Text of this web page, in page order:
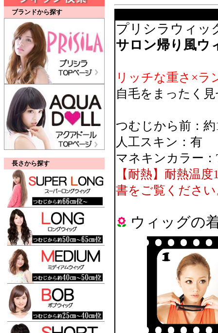
ブランドから探す
長さから探す
プリシラウィッ
サロン帰り風ウ
リッチな重さ×ラ
自毛をまったく
つむじから前：
人工スキン：有
マネキンカラー
【耐熱】耐熱温
書をご覧くださ
ウィッグの